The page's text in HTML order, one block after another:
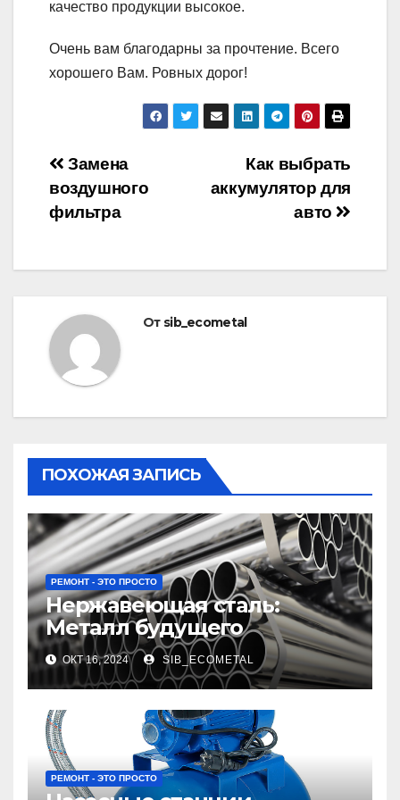
качество продукции высокое.
Очень вам благодарны за прочтение. Всего
хорошего Вам. Ровных дорог!
Навигация
по
Как выбрать
аккумулятор для
авто
Замена
воздушного
фильтра
От sib_ecometal
ПОХОЖАЯ ЗАПИСЬ
РЕМОНТ - ЭТО ПРОСТО
Нержавеющая сталь:
Металл будущего
ОКТ 16, 2024 SIB_ECOMETAL
РЕМОНТ - ЭТО ПРОСТО